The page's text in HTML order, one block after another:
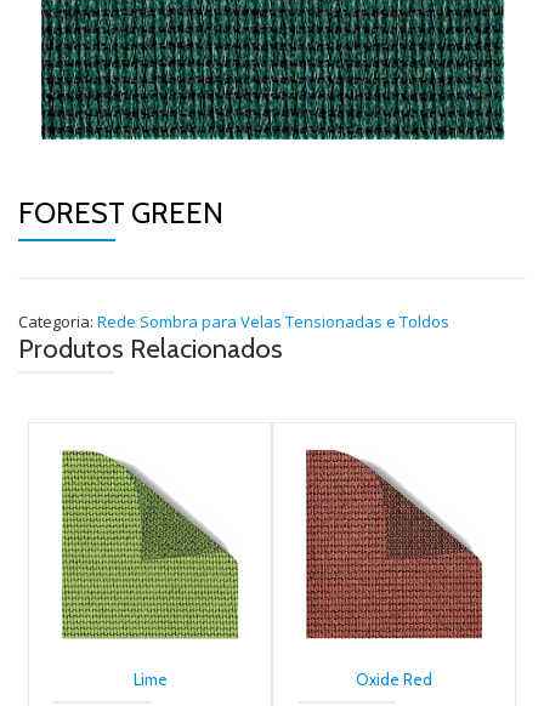
FOREST GREEN
Categoria: Rede Sombra para Velas Tensionadas e Toldos
Produtos Relacionados
Lime Oxide Red